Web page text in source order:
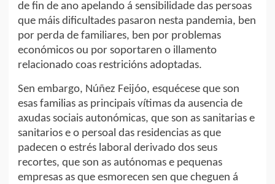
de fin de ano apelando á sensibilidade das persoas
que máis dificultades pasaron nesta pandemia, ben
por perda de familiares, ben por problemas
económicos ou por soportaren o illamento
relacionado coas restricións adoptadas.
Sen embargo, Núñez Feijóo, esquécese que son
esas familias as principais vítimas da ausencia de
axudas sociais autonómicas, que son as sanitarias e
sanitarios e o persoal das residencias as que
padecen o estrés laboral derivado dos seus
recortes, que son as autónomas e pequenas
empresas as que esmorecen sen que cheguen á